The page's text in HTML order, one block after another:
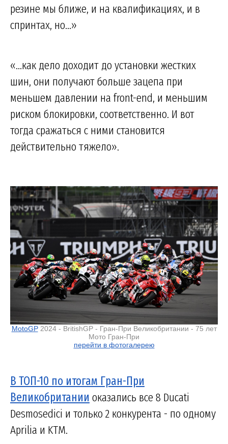
резине мы ближе, и на квалификациях, и в
спринтах, но...»
«...как дело доходит до установки жестких
шин, они получают больше зацепа при
меньшем давлении на front-end, и меньшим
риском блокировки, соответственно. И вот
тогда сражаться с ними становится
действительно тяжело».
MotoGP2024 - BritishGP - Гран-При Великобритании - 75 лет
Мото Гран-При
перейти в фотогалерею
В ТОП-10 по итогам Гран-При
Великобритании оказались все 8 Ducati
Desmosedici и только 2 конкурента - по одному
Aprilia и KTM.